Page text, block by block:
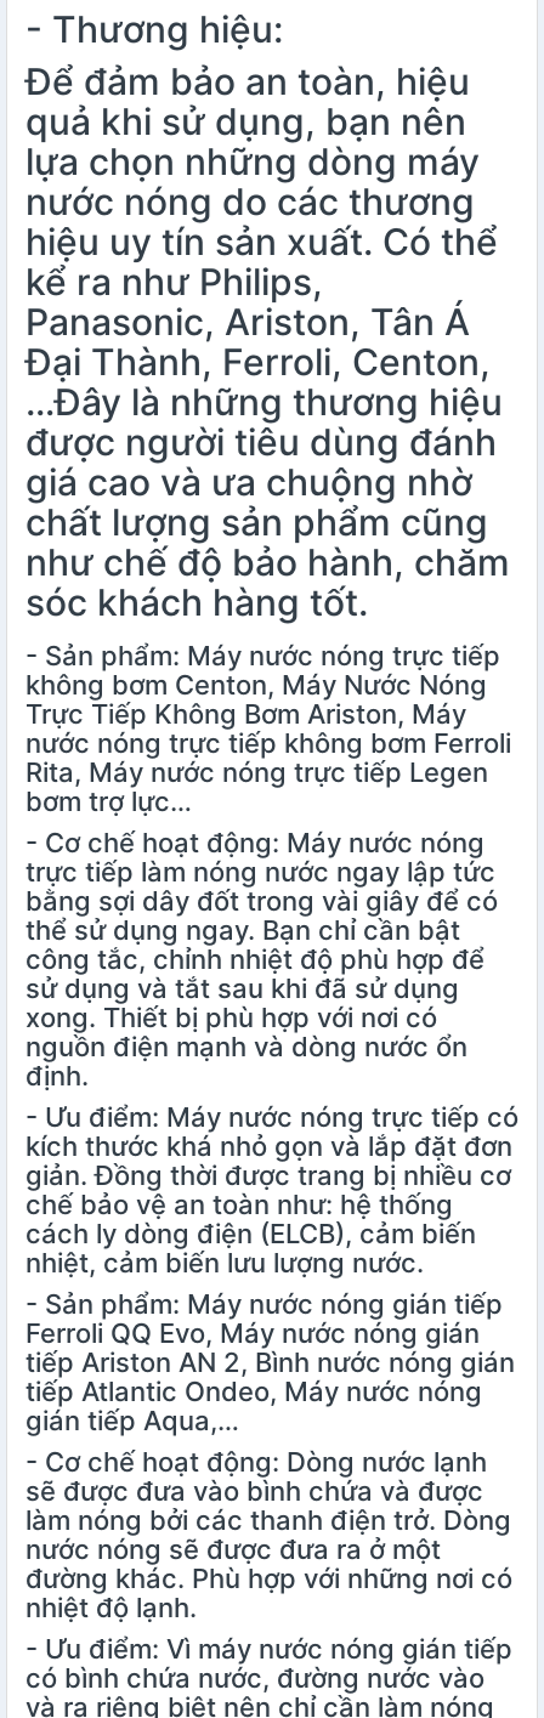
- Thương hiệu:
Để đảm bảo an toàn, hiệu
quả khi sử dụng, bạn nên
lựa chọn những dòng máy
nước nóng do các thương
hiệu uy tín sản xuất. Có thể
kể ra như Philips,
Panasonic, Ariston, Tân Á
Đại Thành, Ferroli, Centon,
…Đây là những thương hiệu
được người tiêu dùng đánh
giá cao và ưa chuộng nhờ
chất lượng sản phẩm cũng
như chế độ bảo hành, chăm
sóc khách hàng tốt.
- Sản phẩm: Máy nước nóng trực tiếp
không bơm Centon, Máy Nước Nóng
Trực Tiếp Không Bơm Ariston, Máy
nước nóng trực tiếp không bơm Ferroli
Rita, Máy nước nóng trực tiếp Legen
bơm trợ lực…
- Cơ chế hoạt động: Máy nước nóng
trực tiếp làm nóng nước ngay lập tức
bằng sợi dây đốt trong vài giây để có
thể sử dụng ngay. Bạn chỉ cần bật
công tắc, chỉnh nhiệt độ phù hợp để
sử dụng và tắt sau khi đã sử dụng
xong. Thiết bị phù hợp với nơi có
nguồn điện mạnh và dòng nước ổn
định.
- Ưu điểm: Máy nước nóng trực tiếp có
kích thước khá nhỏ gọn và lắp đặt đơn
giản. Đồng thời được trang bị nhiều cơ
chế bảo vệ an toàn như: hệ thống
cách ly dòng điện (ELCB), cảm biến
nhiệt, cảm biến lưu lượng nước.
- Sản phẩm: Máy nước nóng gián tiếp
Ferroli QQ Evo, Máy nước nóng gián
tiếp Ariston AN 2, Bình nước nóng gián
tiếp Atlantic Ondeo, Máy nước nóng
gián tiếp Aqua,…
- Cơ chế hoạt động: Dòng nước lạnh
sẽ được đưa vào bình chứa và được
làm nóng bởi các thanh điện trở. Dòng
nước nóng sẽ được đưa ra ở một
đường khác. Phù hợp với những nơi có
nhiệt độ lạnh.
- Ưu điểm: Vì máy nước nóng gián tiếp
có bình chứa nước, đường nước vào
và ra riêng biệt nên chỉ cần làm nóng